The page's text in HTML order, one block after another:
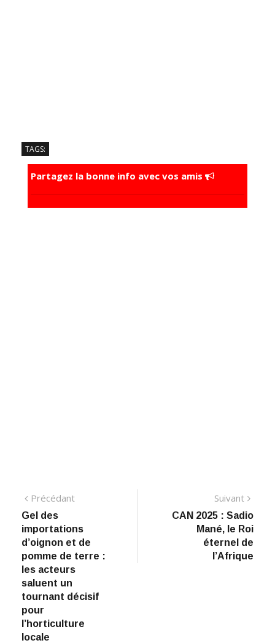
TAGS:
Partagez la bonne info avec vos amis
Navigation
de
l’article
PrécédantPrécédant:
Gel des
importations
d’oignon et de
pomme de terre :
les acteurs
saluent un
tournant décisif
pour
l’horticulture
locale
Suivant
CAN 2025 : Sadio
Mané, le Roi
éternel de
l’Afrique